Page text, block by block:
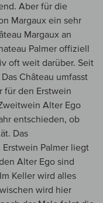
Aber für die
Margaux ein sehr
Margaux an
Palmer offiziell
oft weit darüber. Seit
Château umfasst
für den Erstwein
Alter Ego
entschieden, ob
Das
Palmer liegt
Alter Ego sind
Keller wird alles
wird hier